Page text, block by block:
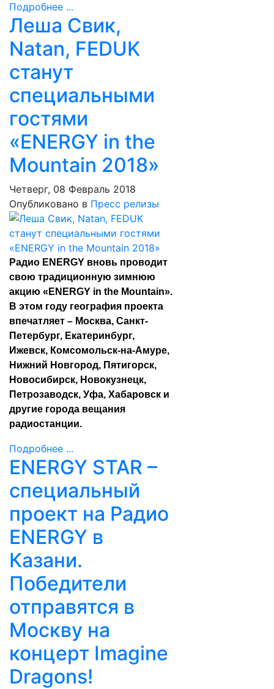
Подробнее ...
Леша Свик,
Natan, FEDUK
станут
специальными
гостями
«ENERGY in the
Mountain 2018»
Четверг, 08 Февраль 2018
Опубликовано в Пресс релизы
Радио ENERGY вновь проводит
свою традиционную зимнюю
акцию «ENERGY in the Mountain».
В этом году география проекта
впечатляет – Москва, Санкт-
Петербург, Екатеринбург,
Ижевск, Комсомольск-на-Амуре,
Нижний Новгород, Пятигорск,
Новосибирск, Новокузнецк,
Петрозаводск, Уфа, Хабаровск и
другие города вещания
радиостанции.
Подробнее ...
ENERGY STAR –
специальный
проект на Радио
ENERGY в
Казани.
Победители
отправятся в
Москву на
концерт Imagine
Dragons!